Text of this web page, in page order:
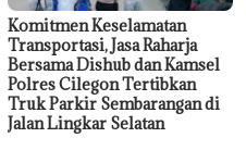
Komitmen Keselamatan
Transportasi, Jasa Raharja
Bersama Dishub dan Kamsel
Polres Cilegon Tertibkan
Truk Parkir Sembarangan di
Jalan Lingkar Selatan